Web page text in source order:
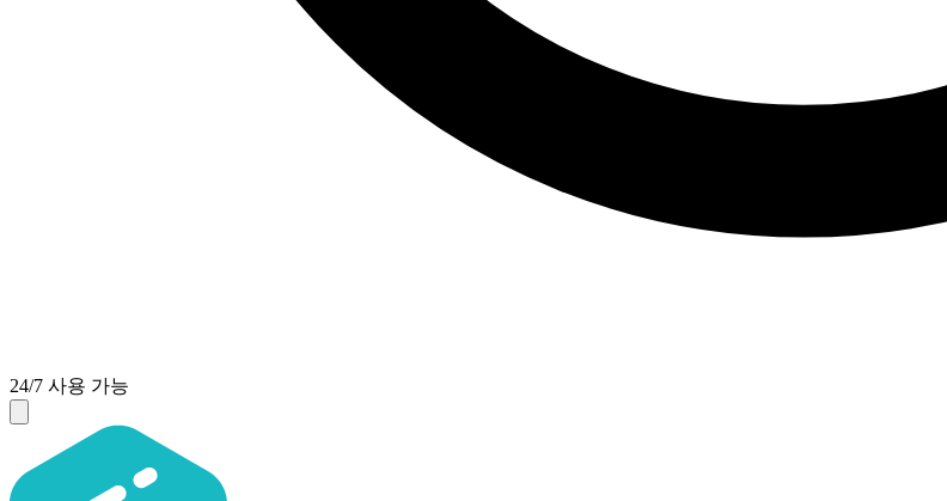
24/7 사용 가능